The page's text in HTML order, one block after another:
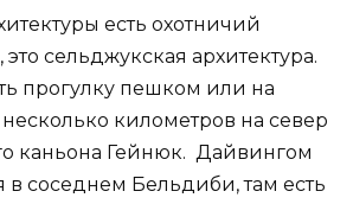
есть охотничий
сельджукская архитектура.
прогулку пешком или на
километров на север
каньона Гейнюк. Дайвингом
в соседнем Бельдиби, там есть